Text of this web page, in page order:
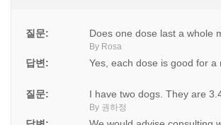
질문: Does one dose last a whole
By Rosa
답변: Yes, each dose is good for a
질문: I have two dogs. They are
By 권하정